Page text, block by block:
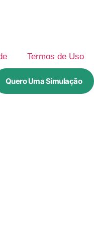
Termos de Uso
Quero Uma Simulação